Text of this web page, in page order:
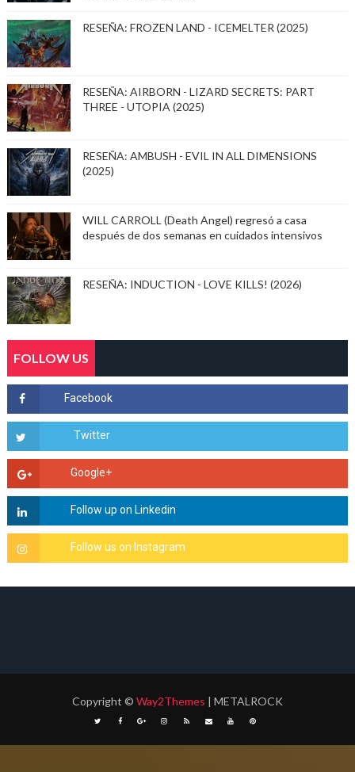
RESEÑA: FROZEN LAND - ICEMELTER (2025)
RESEÑA: AIRBORN - LIZARD SECRETS: PART
THREE - UTOPIA (2025)
RESEÑA: AMBUSH - EVIL IN ALL DIMENSIONS
(2025)
WILL CARROLL (Death Angel) regresó a casa
después de dos semanas en cuidados intensivos
RESEÑA: INDUCTION - LOVE KILLS! (2026)
FOLLOW US
Copyright © Way2Themes | METALROCK